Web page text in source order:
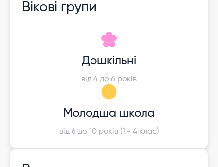
Вікові групи
Дошкільні
від 4 до 6 років
Молодша школа
від 6 до 10 років (1 - 4 клас)